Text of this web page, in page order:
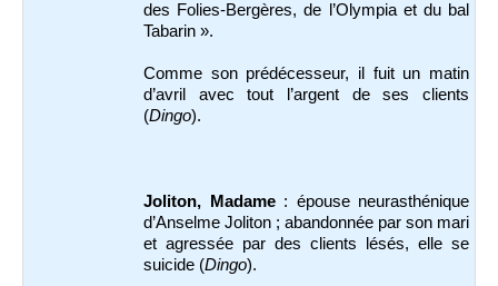
des Folies-Bergères, de l’Olympia et du bal
Tabarin ».
Comme son prédécesseur, il fuit un matin
d’avril avec tout l’argent de ses clients
(Dingo).
Joliton, Madame: épouse neurasthénique
d’Anselme Joliton ; abandonnée par son mari
et agressée par des clients lésés, elle se
suicide (Dingo).